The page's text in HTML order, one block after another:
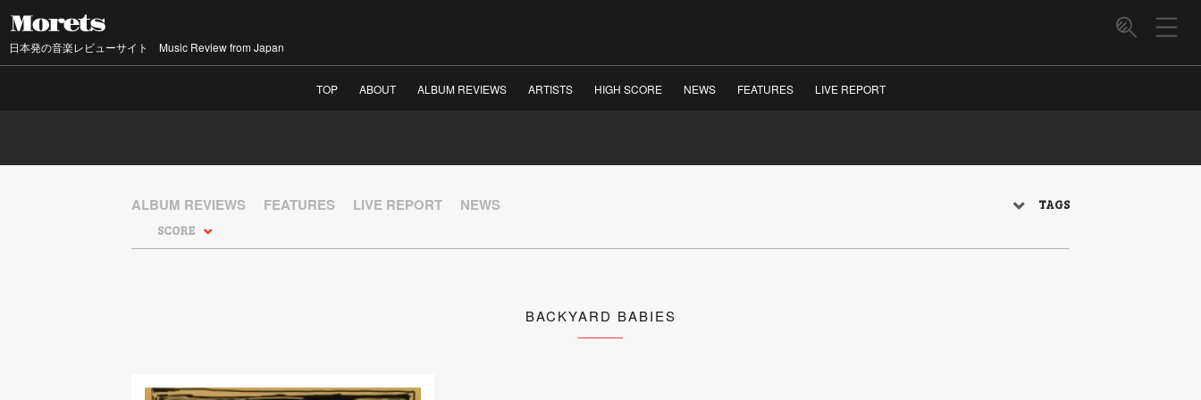
日本発の音楽レビューサイト Music Review from Japan
TOP ABOUT ALBUM REVIEWS ARTISTS HIGH SCORE NEWS FEATURES LIVE REPORT
ALBUM REVIEWS
SCORE
FEATURES LIVE REPORT NEWS TAGS
BACKYARD BABIES